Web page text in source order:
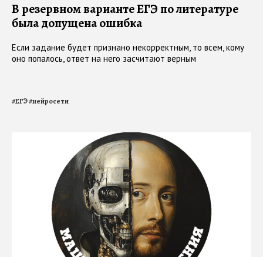
В резервном варианте ЕГЭ по литературе
была допущена ошибка
Если задание будет признано некорректным, то всем, кому
оно попалось, ответ на него засчитают верным
#ЕГЭ#нейросети